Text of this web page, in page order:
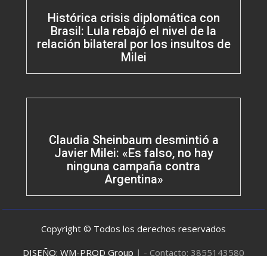
Histórica crisis diplomática con
Brasil: Lula rebajó el nivel de la
relación bilateral por los insultos de
Milei
Claudia Sheinbaum desmintió a
Javier Milei: «Es falso, no hay
ninguna campaña contra
Argentina»
Copyright © Todos los derechos reservados
DISEÑO: WM-PROD Group | - Contacto: 3855143580